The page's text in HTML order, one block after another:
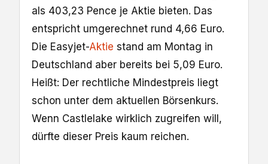
als 403,23 Pence je Aktie bieten. Das
entspricht umgerechnet rund 4,66 Euro.
Die Easyjet-Aktie stand am Montag in
Deutschland aber bereits bei 5,09 Euro.
Heißt: Der rechtliche Mindestpreis liegt
schon unter dem aktuellen Börsenkurs.
Wenn Castlelake wirklich zugreifen will,
dürfte dieser Preis kaum reichen.